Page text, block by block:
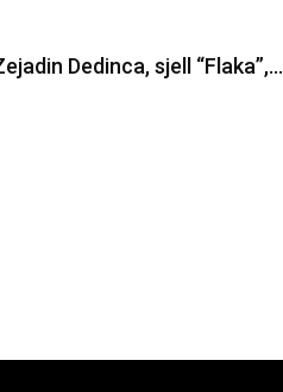
Dedinca, sjell “Flaka”,…